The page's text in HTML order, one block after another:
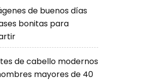
de buenos días
bonitas para
de cabello modernos
mayores de 40